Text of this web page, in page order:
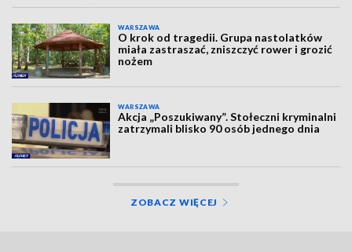
WARSZAWA
O krok od tragedii. Grupa nastolatków
miała zastraszać, zniszczyć rower i grozić
nożem
WARSZAWA
Akcja „Poszukiwany”. Stołeczni kryminalni
zatrzymali blisko 90 osób jednego dnia
ZOBACZ WIĘCEJ